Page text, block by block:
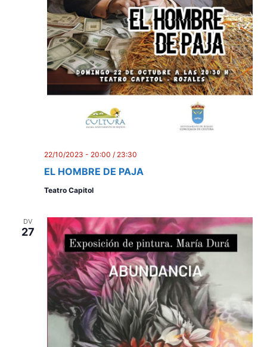
EL HOMBRE DE PAJA
22/10/2023 - 20:00 / 23:30
Teatro Capitol
DV
27